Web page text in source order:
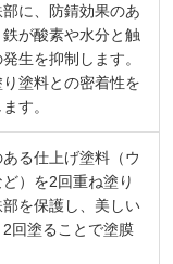
に、防錆効果のあ
が酸素や水分と触
生を抑制します。
塗料との密着性を
す。
る仕上げ塗料（ウ
）を2回重ね塗り
を保護し、美しい
回塗ることで塗膜